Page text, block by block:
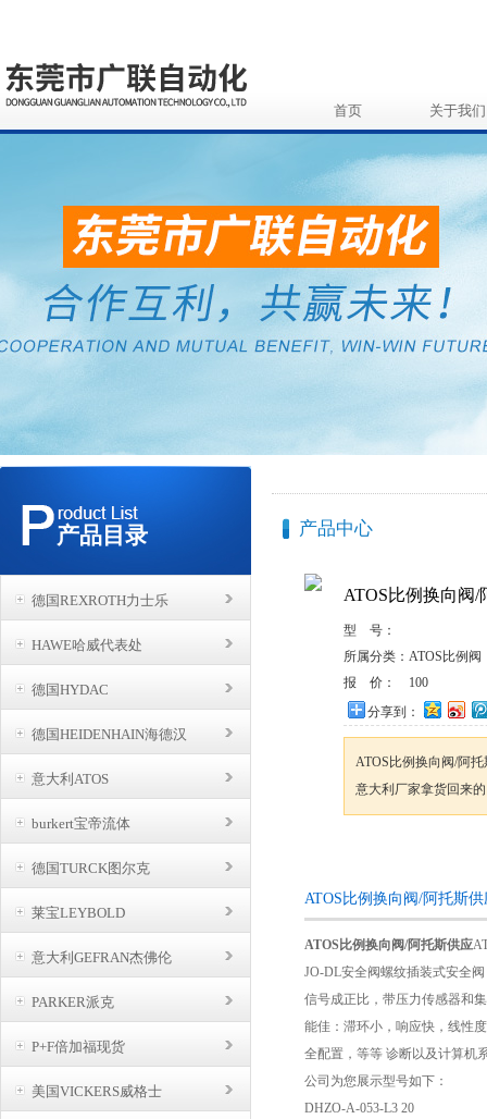
首页 关于我们
产品目录
德国REXROTH力士乐
HAWE哈威代表处
德国HYDAC
德国HEIDENHAIN海德汉
意大利ATOS
burkert宝帝流体
德国TURCK图尔克
莱宝LEYBOLD
意大利GEFRAN杰佛伦
PARKER派克
P+F倍加福现货
美国VICKERS威格士
产品中心
ATOS比例换向阀/
型 号：
所属分类： ATOS比例阀
报 价：
100
分享到：
ATOS比例换向阀/阿
意大利厂家拿货回来
ATOS比例换向阀/阿托斯
ATOS比例换向阀/阿托斯供应
JO-DL安全阀螺纹插装式安全
信号成正比，带压力传感器和
能佳：滞环小，响应快，线性
全配置，等等 诊断以及计算机
公司为您展示型号如下：
DHZO-A-053-L3 20